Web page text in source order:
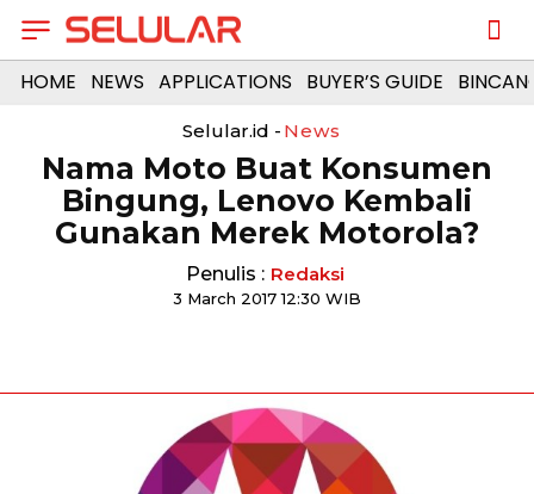
HOME NEWS APPLICATIONS BUYER’S GUIDE
Selular.id - News
Nama Moto Buat Konsumen
Bingung, Lenovo Kembali
Gunakan Merek Motorola?
Penulis : Redaksi
3 March 2017 12:30 WIB